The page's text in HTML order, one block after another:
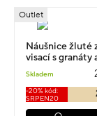
Outlet
Náušnice žluté
visací s granáty
almandiny
Skladem
-20% kód:
SRPEN20